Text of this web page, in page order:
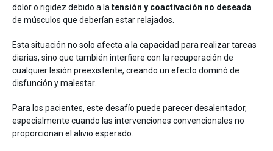
Detrás de mDurance
Webinars
Casos de estudio
Investigaciones
dolor o rigidez debido a la tensión y coactivación no deseada
de músculos que deberían estar relajados.
Esta situación no solo afecta a la capacidad para realizar tareas
diarias, sino que también interfiere con la recuperación de
cualquier lesión preexistente, creando un efecto dominó de
disfunción y malestar.
Para los pacientes, este desafío puede parecer desalentador,
especialmente cuando las intervenciones convencionales no
proporcionan el alivio esperado.